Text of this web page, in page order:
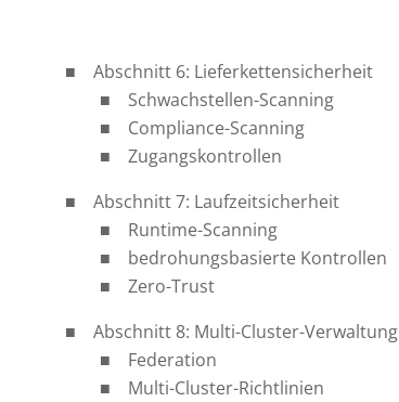
Abschnitt 6: Lieferkettensicherheit
Schwachstellen-Scanning
Compliance-Scanning
Zugangskontrollen
Abschnitt 7: Laufzeitsicherheit
Runtime-Scanning
bedrohungsbasierte Kontrollen
Zero-Trust
Abschnitt 8: Multi-Cluster-Verwaltung
Federation
Multi-Cluster-Richtlinien